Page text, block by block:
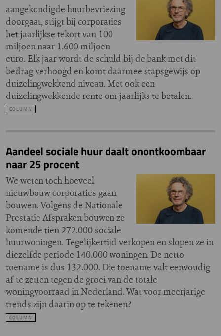
aangekondigde huurbevriezing
doorgaat, stijgt bij corporaties
het jaarlijkse tekort van 100
miljoen naar 1.600 miljoen
euro. Elk jaar wordt de schuld bij de bank met dit
bedrag verhoogd en komt daarmee stapsgewijs op
duizelingwekkend niveau. Met ook een
duizelingwekkende rente om jaarlijks te betalen.
COLUMN
Aandeel sociale huur daalt onontkoombaar
naar 25 procent
We weten toch hoeveel
nieuwbouw corporaties gaan
bouwen. Volgens de Nationale
Prestatie Afspraken bouwen ze
komende tien 272.000 sociale
huurwoningen. Tegelijkertijd verkopen en slopen ze in
diezelfde periode 140.000 woningen. De netto
toename is dus 132.000. Die toename valt eenvoudig
af te zetten tegen de groei van de totale
woningvoorraad in Nederland. Wat voor meerjarige
trends zijn daarin op te tekenen?
COLUMN